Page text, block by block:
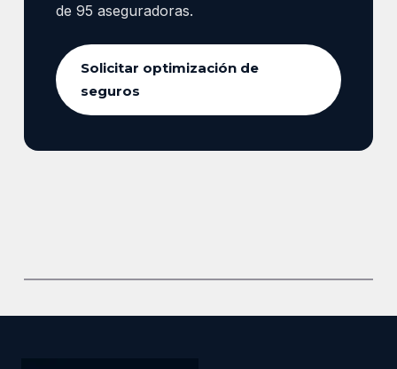
de 95 aseguradoras.
Solicitar optimización de
seguros